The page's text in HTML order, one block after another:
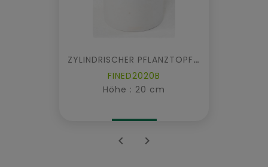
ZYLINDRISCHER PFLANZTOPF FIBER
FINED2020B
Höhe : 20 cm
 